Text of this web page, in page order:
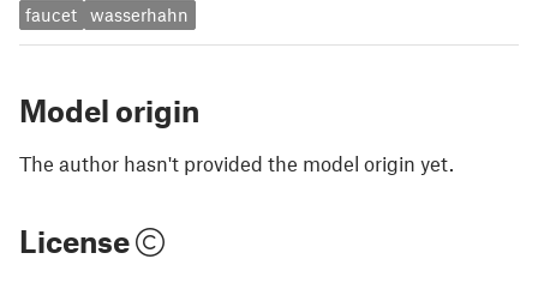
faucet wasserhahn
Model origin
The author hasn't provided the model origin yet.
License